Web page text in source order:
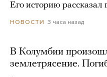
Его историю
НОВОСТИ 3 часа назад
В Колумбии
землетрясение.